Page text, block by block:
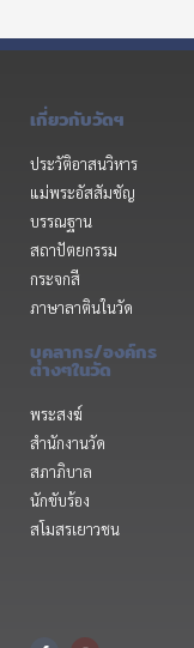
เกี่ยวกับวัดฯ
ประวัติอาสนวิหาร
แม่พระอัสสัมชัญ
บรรณฐาน
สถาปัตยกรรม
กระจกสี
ภาษาลาตินในวัด
บุคลากร/องค์กร
ต่างๆในวัด
พระสงฆ์
สำนักงานวัด
สภาภิบาล
นักขับร้อง
สโมสรเยาวชน